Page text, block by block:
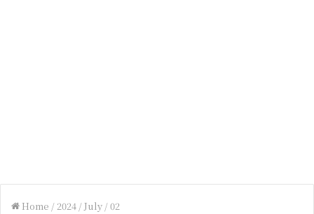
Home /2024 /July /02